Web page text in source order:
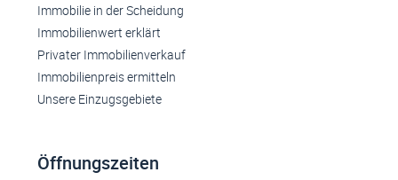
Immobilie in der Scheidung
Immobilienwert erklärt
Privater Immobilienverkauf
Immobilienpreis ermitteln
Unsere Einzugsgebiete
Öffnungszeiten